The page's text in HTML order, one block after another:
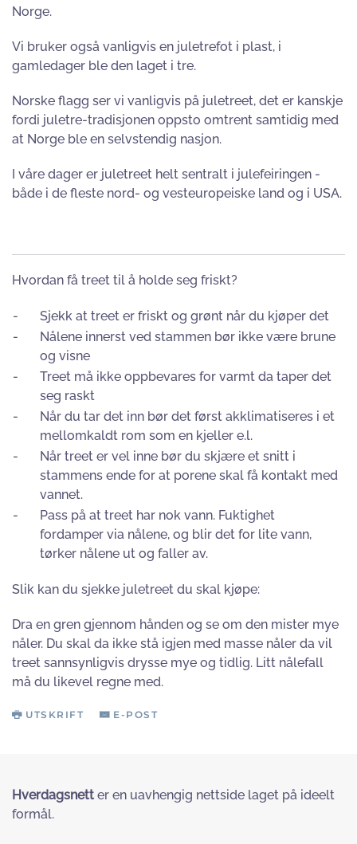
Norge.
Vi bruker også vanligvis en juletrefot i plast, i
gamledager ble den laget i tre.
Norske flagg ser vi vanligvis på juletreet, det er kanskje
fordi juletre-tradisjonen oppsto omtrent samtidig med
at Norge ble en selvstendig nasjon.
I våre dager er juletreet helt sentralt i julefeiringen -
både i de fleste nord- og vesteuropeiske land og i USA.
Hvordan få treet til å holde seg friskt?
-
Sjekk at treet er friskt og grønt når du kjøper det
-
Nålene innerst ved stammen bør ikke være brune
og visne
-
Treet må ikke oppbevares for varmt da taper det
seg raskt
-
Når du tar det inn bør det først akklimatiseres i et
mellomkaldt rom som en kjeller e.l.
-
Når treet er vel inne bør du skjære et snitt i
stammens ende for at porene skal få kontakt med
vannet.
-
Pass på at treet har nok vann. Fuktighet
fordamper via nålene, og blir det for lite vann,
tørker nålene ut og faller av.
Slik kan du sjekke juletreet du skal kjøpe:
Dra en gren gjennom hånden og se om den mister mye
nåler. Du skal da ikke stå igjen med masse nåler da vil
treet sannsynligvis drysse mye og tidlig. Litt nålefall
må du likevel regne med.
UTSKRIFT E-POST
Hverdagsnett er en uavhengig nettside laget på ideelt
formål.